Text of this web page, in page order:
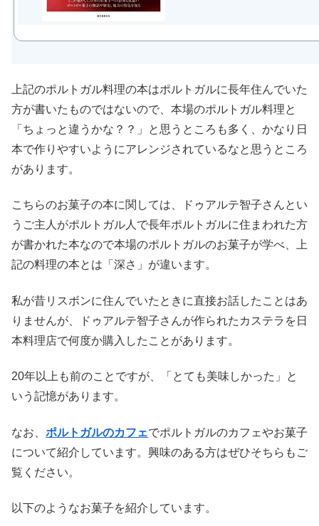
上記のポルトガル料理の本はポルトガルに長年住んでいた
方が書いたものではないので、本場のポルトガル料理と
「ちょっと違うかな？？」と思うところも多く、かなり日
本で作りやすいようにアレンジされているなと思うところ
があります。
こちらのお菓子の本に関しては、ドゥアルテ智子さんとい
うご主人がポルトガル人で長年ポルトガルに住まわれた方
が書かれた本なので本場のポルトガルのお菓子が学べ、上
記の料理の本とは「深さ」が違います。
私が昔リスボンに住んでいたときに直接お話したことはあ
りませんが、ドゥアルテ智子さんが作られたカステラを日
本料理店で何度か購入したことがあります。
20年以上も前のことですが、「とても美味しかった」と
いう記憶があります。
なお、 ポルトガルのカフェでポルトガルのカフェやお菓子
について紹介しています。興味のある方はぜひそちらもご
覧ください。
以下のようなお菓子を紹介しています。